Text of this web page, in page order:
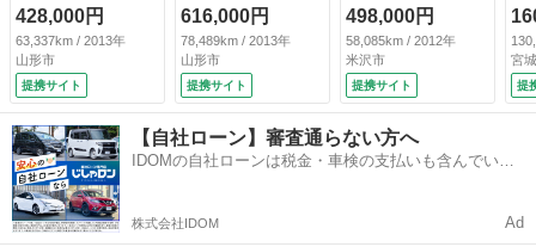
純正オーディオ バ
ックカメラ ＥＴ
Ｃ プッシュスター
ト オートエアコ
ン 電動格納ミラ
ー ＷエアバッグＡ
ＢＳ 横滑り防止装
置 アイドリングス
トップ プライバシ
ーガラス 取扱説明
書 （車検整備付）
428,000円
63,337km / 2013年
山形市
提携サイト
ーディオ バックカ
メラ 禁煙車 ドラ
レコ スマートキ
ー ＨＩＤヘッド
ＥＴＣ 純正１４イ
ンチアルミ オート
ライト オートエア
コン Ｂｌｕｅｔｏ
616,000円
78,489km / 2013年
山形市
提携サイト
レイオーディオ Ｂ
カメラ ＥＴＣ 前
後ドラレコ スマー
トキー 電格ミラ
ー Ｂｌｕｅｔｏｏ
ｔｈ接続 パワス
テ パワーウインド
ウ （検9.11）
498,000円
58,085km / 2012年
米沢市
提携サイト
エ
ラ
Ｓ
検
宮
提
【自社ローン】審査通らない方へ
IDOMの自社ローンは税金・車検の支払いも含んでいる
株式会社IDOM Ad